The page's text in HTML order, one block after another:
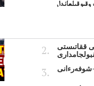
ققاتىستى